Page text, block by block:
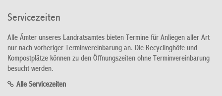
Servicezeiten
Alle Ämter unseres Landratsamtes bieten Termine für Anliegen aller Art
nur nach vorheriger Terminvereinbarung an. Die Recyclinghöfe und
Kompostplätze können zu den Öffnungszeiten ohne Terminvereinbarung
besucht werden.
Alle Servicezeiten